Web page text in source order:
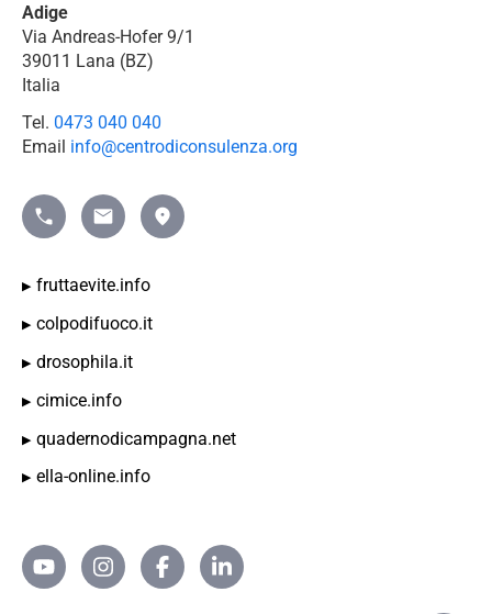
Adige
Via Andreas-Hofer 9/1
39011 Lana (BZ)
Italia
Tel. 0473 040 040
Email info@centrodiconsulenza.org
Telefonomailto:info@beratungsring.org">Mail
Indicazioni
fruttaevite.info
colpodifuoco.it
drosophila.it
cimice.info
quadernodicampagna.net
ella-online.info